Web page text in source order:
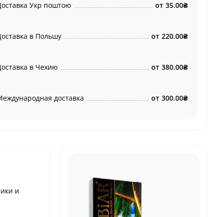
Укр поштою от 35.00₴
в Польшу от 220.00₴
в Чехию от 380.00₴
доставка от 300.00₴
и